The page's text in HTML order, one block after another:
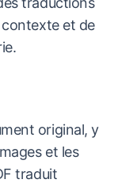
et de
original, y
et les
traduit